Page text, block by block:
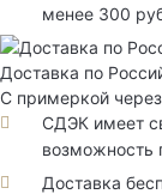
менее 300
Доставка по
С примеркой
СДЭК имеет
возможность
Доставка